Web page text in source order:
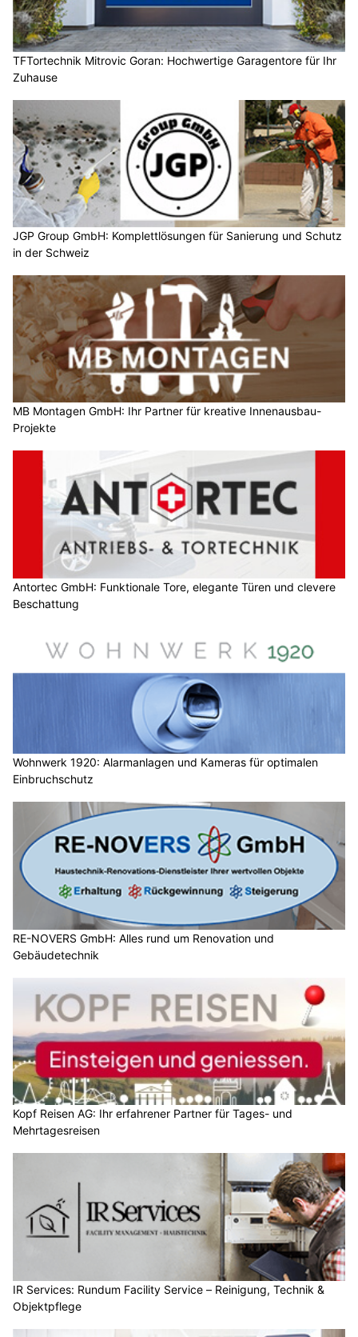
TFTortechnik Mitrovic Goran: Hochwertige Garagentore für Ihr
Zuhause
JGP Group GmbH: Komplettlösungen für Sanierung und Schutz
in der Schweiz
MB Montagen GmbH: Ihr Partner für kreative Innenausbau-
Projekte
Antortec GmbH: Funktionale Tore, elegante Türen und clevere
Beschattung
Wohnwerk 1920: Alarmanlagen und Kameras für optimalen
Einbruchschutz
RE-NOVERS GmbH: Alles rund um Renovation und
Gebäudetechnik
Kopf Reisen AG: Ihr erfahrener Partner für Tages- und
Mehrtagesreisen
IR Services: Rundum Facility Service – Reinigung, Technik &
Objektpflege